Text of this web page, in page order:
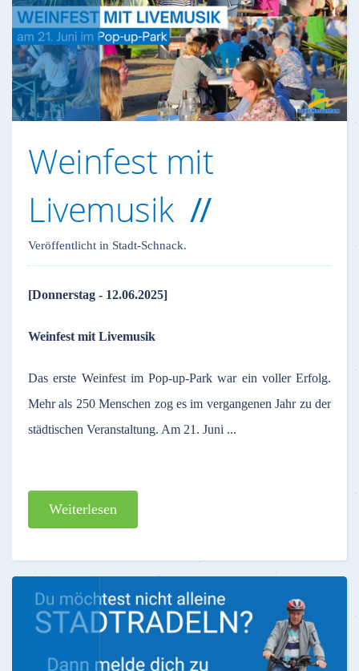
Weinfest mit
Livemusik
Veröffentlicht in Stadt-Schnack.
[Donnerstag - 12.06.2025]
Weinfest mit Livemusik
Das erste Weinfest im Pop-up-Park war ein voller Erfolg.
Mehr als 250 Menschen zog es im vergangenen Jahr zu der
städtischen Veranstaltung. Am 21. Juni ...
Weiterlesen